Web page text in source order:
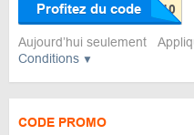
Conditions
Profitez du code
Aujourd’hui seulement
CODE PROMO